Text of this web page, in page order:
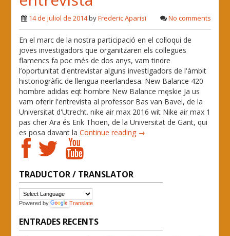
14 de juliol de 2014byFrederic Aparisi No comments
En el marc de la nostra participació en el col·loqui de
joves investigadors que organitzaren els col·legues
flamencs fa poc més de dos anys, vam tindre
l’oportunitat d'entrevistar alguns investigadors de l'àmbit
historiogràfic de llengua neerlandesa. New Balance 420
hombre adidas eqt hombre New Balance męskie Ja us
vam oferir l'entrevista al professor Bas van Bavel, de la
Universitat d'Utrecht. nike air max 2016 wit Nike air max 1
pas cher Ara és Erik Thoen, de la Universitat de Gant, qui
es posa davant laContinue reading →
TRADUCTOR / TRANSLATOR
Powered by Translate
ENTRADES RECENTS